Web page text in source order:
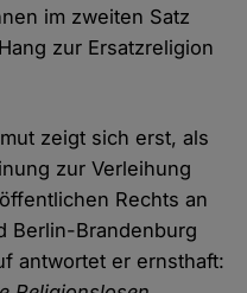
im zweiten Satz
zur Ersatzreligion
zeigt sich erst, als
zur Verleihung
Rechts an
Berlin-Brandenburg
antwortet er ernsthaft: